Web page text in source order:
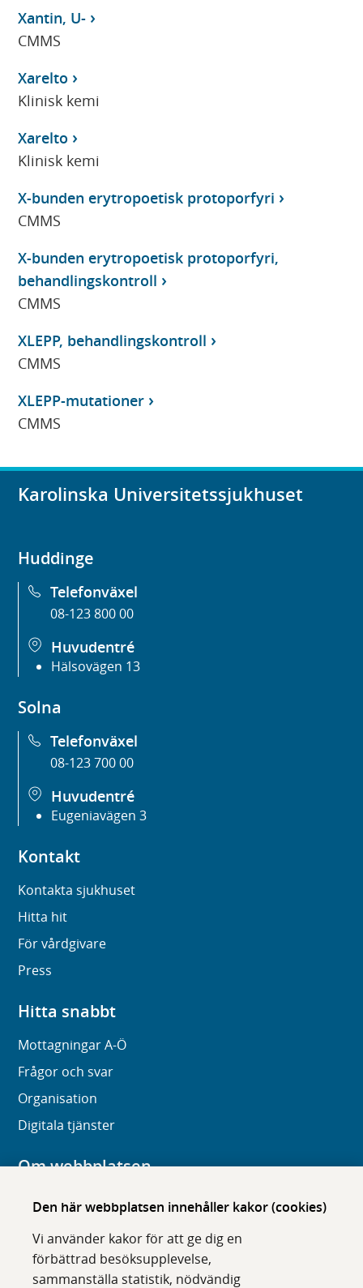
Den här webbplatsen innehåller kakor (cookies)
Vi använder kakor för att ge dig en
förbättrad besöksupplevelse,
sammanställa statistik, nödvändig
Xantin, U-
CMMS
Xarelto
Klinisk kemi
Xarelto
Klinisk kemi
X-bunden erytropoetisk protoporfyri
CMMS
X-bunden erytropoetisk protoporfyri,
behandlingskontroll
CMMS
XLEPP, behandlingskontroll
CMMS
XLEPP-mutationer
CMMS
Karolinska Universitetssjukhuset
Huddinge
Telefonväxel
08-123 800 00
Huvudentré
Hälsovägen 13
Solna
Telefonväxel
08-123 700 00
Huvudentré
Eugeniavägen 3
Kontakt
Kontakta sjukhuset
Hitta hit
För vårdgivare
Press
Hitta snabbt
Mottagningar A-Ö
Frågor och svar
Organisation
Digitala tjänster
Om webbplatsen
Om karolinska.se
Tillgänglighet
Om cookies